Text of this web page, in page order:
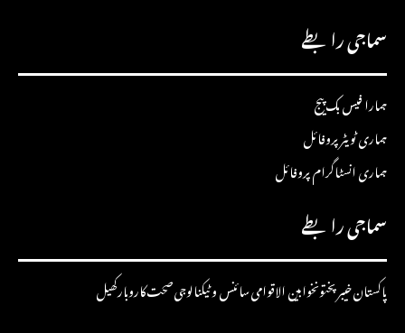
سماجی رابطے
ہمارا فیس بک پیج
ہماری ٹویٹر پروفائل
ہماری انسٹاگرام پروفائل
سماجی رابطے
پاکستانخیبرپختونخوابین الاقوامیسائنس و ٹیکنالوجیصحتکاروبارکھیل